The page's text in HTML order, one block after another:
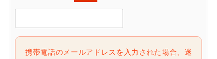
携帯電話のメールアドレスを入力された場合、迷